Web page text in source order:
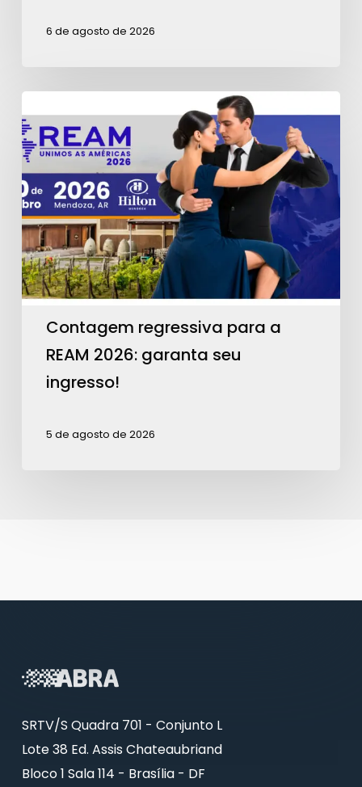
6 de agosto de 2026
regressiva
para
a
REAM
2026:
garanta
seu
ingresso!
Contagem regressiva para a
REAM 2026: garanta seu
ingresso!
5 de agosto de 2026
SRTV/S Quadra 701 - Conjunto L
Lote 38 Ed. Assis Chateaubriand
Bloco 1 Sala 114 - Brasília - DF